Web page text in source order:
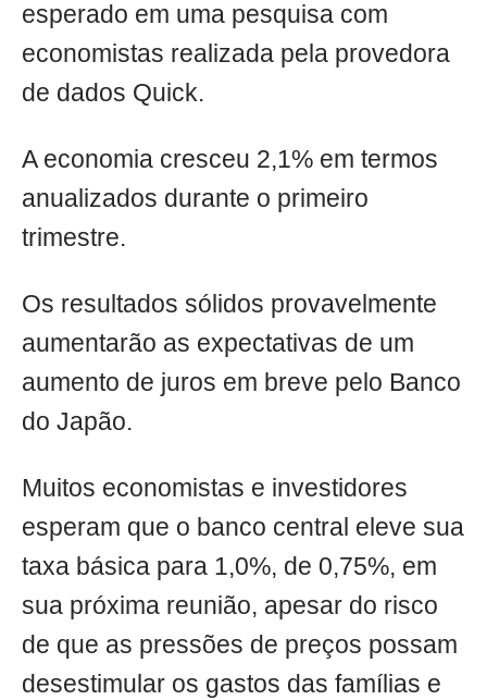
esperado em uma pesquisa com
economistas realizada pela provedora
de dados Quick.
A economia cresceu 2,1% em termos
anualizados durante o primeiro
trimestre.
Os resultados sólidos provavelmente
aumentarão as expectativas de um
aumento de juros em breve pelo Banco
do Japão.
Muitos economistas e investidores
esperam que o banco central eleve sua
taxa básica para 1,0%, de 0,75%, em
sua próxima reunião, apesar do risco
de que as pressões de preços possam
desestimular os gastos das famílias e